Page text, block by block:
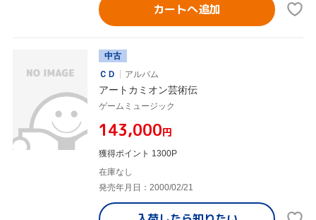
カートへ追加
中古
ＣＤ
アルバム
アートカミオン芸術伝
ゲームミュージック
¥143,000円
獲得ポイント 1300P
在庫なし
発売年月日：2000/02/21